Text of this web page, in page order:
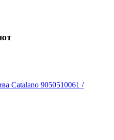
Catalano 9050510061 /